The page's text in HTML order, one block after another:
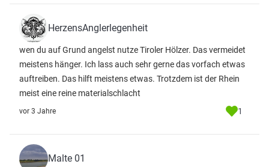
HerzensAnglerlegenheit
wen du auf Grund angelst nutze Tiroler Hölzer. Das vermeidet
meistens hänger. Ich lass auch sehr gerne das vorfach etwas
auftreiben. Das hilft meistens etwas. Trotzdem ist der Rhein
meist eine reine materialschlacht
vor 3 Jahre 1
Malte 01